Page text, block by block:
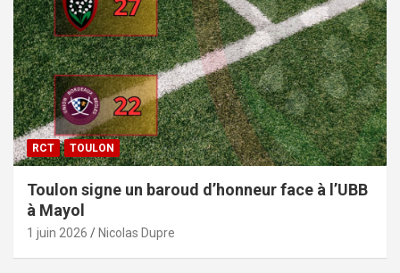
RCT TOULON
Toulon signe un baroud d’honneur face à l’UBB
à Mayol
1 juin 2026 Nicolas Dupre